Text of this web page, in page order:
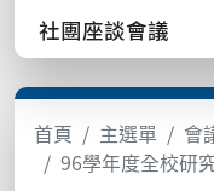
社團座談會議
首頁 主選單 會
96學年度全校研